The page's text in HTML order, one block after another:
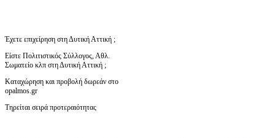
Έχετε επιχείρηση στη Δυτική Αττική ;
Είστε Πολιτιστικός Σύλλογος, Αθλ.
Σωματείο κλπ στη Δυτική Αττική ;
Καταχώρηση και προβολή δωρεάν στο
opalmos.gr
Τηρείται σειρά προτεραιότητας